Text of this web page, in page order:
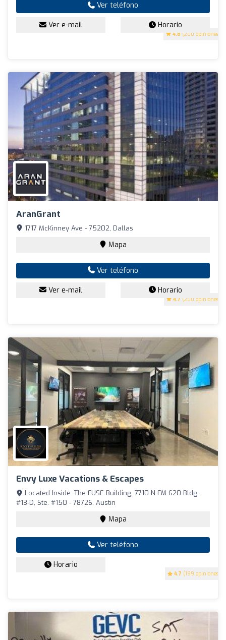
4.8 (200 opiniones)
Ver teléfono
Ver e-mail Horario
AranGrant
4.7 (200 opiniones)
1717 McKinney Ave - 75202, Dallas
Mapa
Ver teléfono
Ver e-mail Horario
Envy Luxe Vacations & Escapes
4.7 (199 opiniones)
Located Inside: The FUSE Building, 7710 N FM 620 Bldg.
#13-D, Ste. #150 - 78726, Austin
Mapa
Ver teléfono
Horario